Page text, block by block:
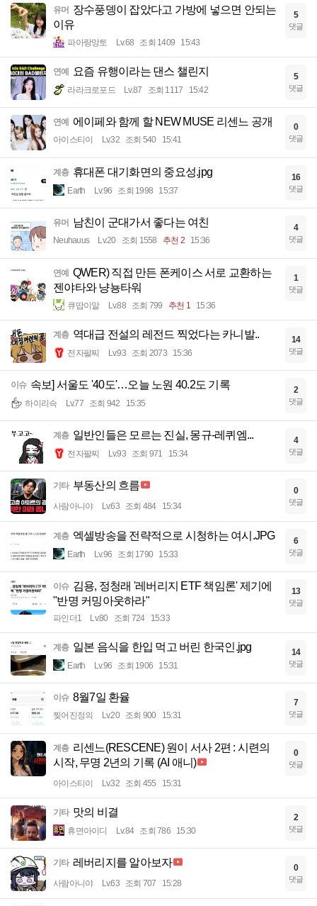
유머 장수풍뎅이 잡았다고 가방에 넣으면 안되는
이유
파아랑망토 Lv.68 조회 1409 15:43
5
댓글
연예 요즘 유행이라는 댄스 챌린지
라라크로포드 Lv.87 조회 1117 15:42
5
댓글
연예 에이페와 함께 할 NEW MUSE 리센느 공개
아이스티이 Lv.32 조회 540 15:41
0
댓글
계층 휴대폰 대기화면의 중요성.jpg
Earth Lv.96 조회 1998 15:37
16
댓글
유머 남친이 군대가서 좋다는 여친
Neuhauus Lv.20 조회 1558 추천 2 15:36
4
댓글
연예
QWER) 직접 만든 폰케이스 서로 교환하는
젠야타와 냥뇽타워
큐땁이알 Lv.88 조회 799 추천 1 15:36
1
댓글
계층 역대급 전설의 레전드 찍었다는 카니발..
전자팔찌 Lv.93 조회 2073 15:36
14
댓글
이슈 속보] 서울도 '40도'…오늘 노원 40.2도 기록
하이리슥 Lv.77 조회 942 15:35
2
댓글
계층 일반인들은 모르는 진실, 몽규-레퀴엠...
전자팔찌 Lv.93 조회 971 15:34
4
댓글
기타 부동산의 흐름
사람아니야 Lv.63 조회 484 15:34
0
댓글
계층 엑셀방송을 전략적으로 시청하는 여시.JPG
Earth Lv.96 조회 1790 15:33
6
댓글
이슈 김용, 정청래 '레버리지 ETF 책임론' 제기에
"반명 커밍아웃하라"
파인더1 Lv.80 조회 724 15:33
13
댓글
계층 일본 음식을 한입 먹고 버린 한국인.jpg
Earth Lv.96 조회 1906 15:31
14
댓글
이슈 8월7일 환율
찢어진정의 Lv.20 조회 900 15:31
7
댓글
계층 리센느(RESCENE) 원이 서사 2편 : 시련의
시작, 무명 2년의 기록 (AI 애니)
아이스티이 Lv.32 조회 455 15:31
0
댓글
기타 맛의 비결
휴면아이디 Lv.84 조회 786 15:30
2
댓글
기타 레버리지를 알아보자
사람아니야 Lv.63 조회 707 15:28
0
댓글